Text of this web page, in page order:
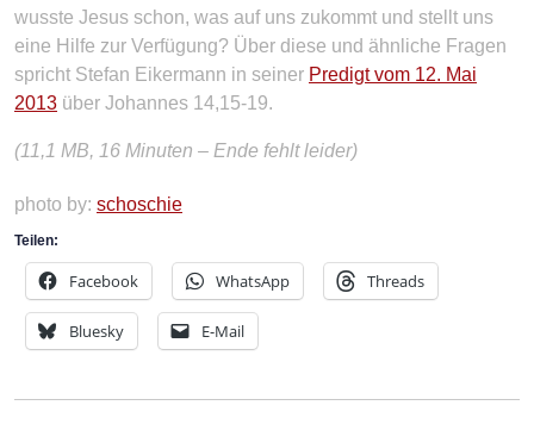
wusste Jesus schon, was auf uns zukommt und stellt uns
eine Hilfe zur Verfügung? Über diese und ähnliche Fragen
spricht Stefan Eikermann in seiner Predigt vom 12. Mai
2013 über Johannes 14,15-19.
(11,1 MB, 16 Minuten – Ende fehlt leider)
photo by: schoschie
Teilen:
Facebook WhatsApp Threads
Bluesky E-Mail